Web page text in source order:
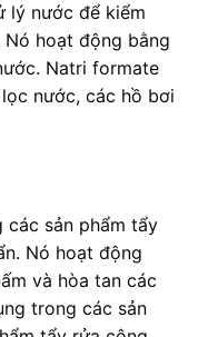
lý nước để kiểm
hoạt động bằng
Natri formate
nước, các hồ bơi
sản phẩm tẩy
Nó hoạt động
và hòa tan các
trong các sản